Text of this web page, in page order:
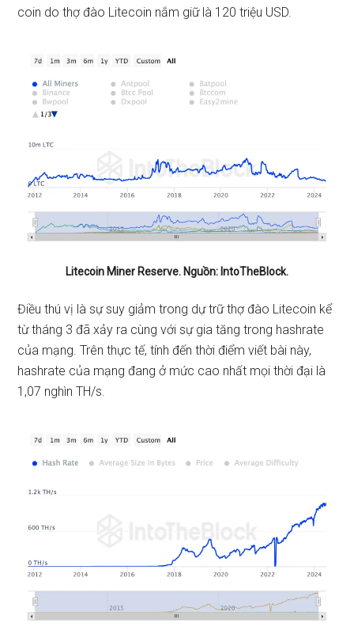
coin do thợ đào Litecoin nắm giữ là 120 triệu USD.
Litecoin Miner Reserve. Nguồn: IntoTheBlock.
Điều thú vị là sự suy giảm trong dự trữ thợ đào Litecoin kể
từ tháng 3 đã xảy ra cùng với sự gia tăng trong hashrate
của mạng. Trên thực tế, tính đến thời điểm viết bài này,
hashrate của mạng đang ở mức cao nhất mọi thời đại là
1,07 nghìn TH/s.